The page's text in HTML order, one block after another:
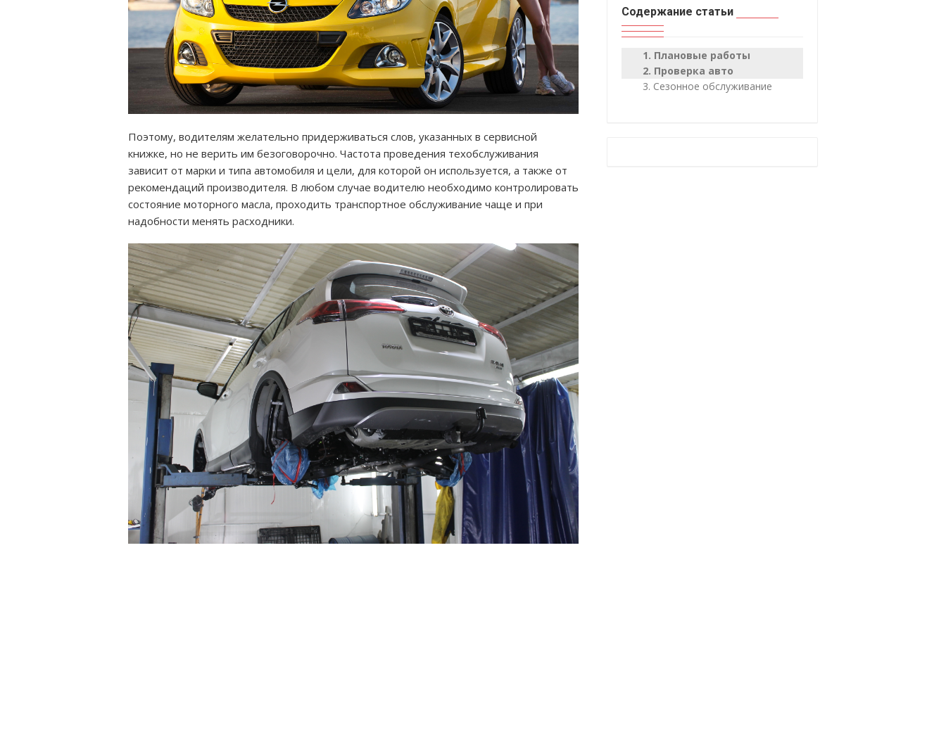
Поэтому, водителям желательно придерживаться слов, указанных в сервисной
книжке, но не верить им безоговорочно. Частота проведения техобслуживания
зависит от марки и типа автомобиля и цели, для которой он используется, а также от
рекомендаций производителя. В любом случае водителю необходимо контролировать
состояние моторного масла, проходить транспортное обслуживание чаще и при
надобности менять расходники.
Содержание статьи
Плановые работы
Проверка авто
Сезонное обслуживание